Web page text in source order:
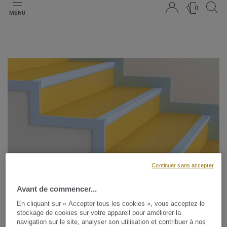
MENU
0
Escaliers
Pour faciliter et sécuriser l'accès des locaux, Tarkett a
Avant de commencer...
En cliquant sur « Accepter tous les cookies », vous acceptez le
stockage de cookies sur votre appareil pour améliorer la
navigation sur le site, analyser son utilisation et contribuer à nos
Continuer sans accepter